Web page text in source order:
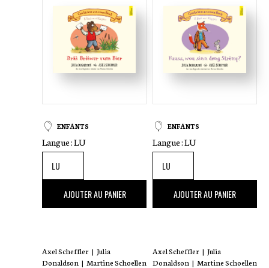
ENFANTS
Langue :LU
,50 €AJOUTER AU PANIER
Axel Scheffler | Julia
Donaldson | Martine Schoellen
ENFANTS
Langue :LU
,50 €AJOUTER AU PANIER
Axel Scheffler | Julia
Donaldson | Martine Schoellen